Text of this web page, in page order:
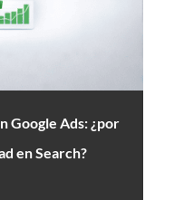
Google Ads: ¿por
en Search?